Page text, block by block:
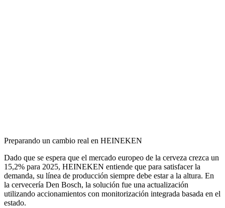
Preparando un cambio real en HEINEKEN
Dado que se espera que el mercado europeo de la cerveza crezca un
15,2% para 2025, HEINEKEN entiende que para satisfacer la
demanda, su línea de producción siempre debe estar a la altura. En
la cervecería Den Bosch, la solución fue una actualización
utilizando accionamientos con monitorización integrada basada en el
estado.